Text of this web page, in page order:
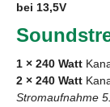
bei 13,5V
1 × 240 Watt
2 × 240 Watt
Stromaufnahme